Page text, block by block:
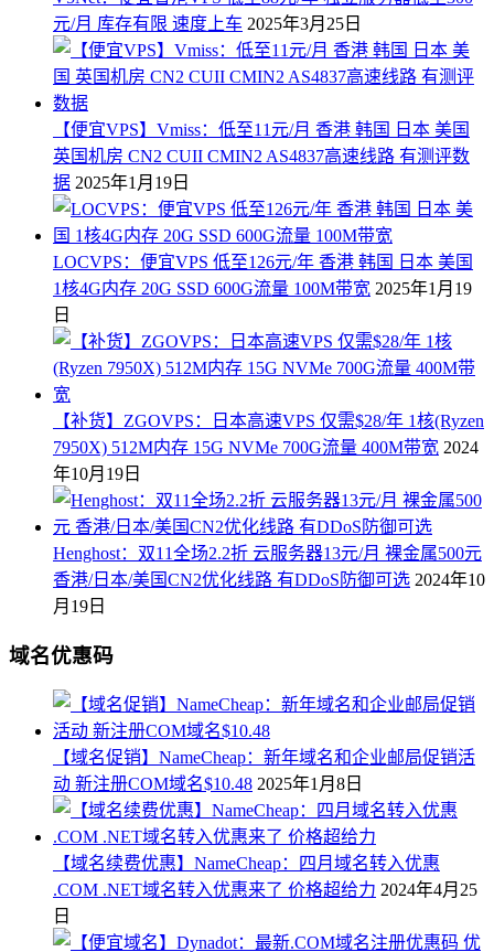
元/月 库存有限 速度上车 2025年3月25日
【便宜VPS】Vmiss：低至11元/月 香港 韩国 日本 美国
英国机房 CN2 CUII CMIN2 AS4837高速线路 有测评数
据 2025年1月19日
LOCVPS：便宜VPS 低至126元/年 香港 韩国 日本 美国
1核4G内存 20G SSD 600G流量 100M带宽 2025年1月19
日
【补货】ZGOVPS：日本高速VPS 仅需$28/年 1核(Ryzen
7950X) 512M内存 15G NVMe 700G流量 400M带宽 2024
年10月19日
Henghost：双11全场2.2折 云服务器13元/月 裸金属500元
香港/日本/美国CN2优化线路 有DDoS防御可选 2024年10
月19日
域名优惠码
【域名促销】NameCheap：新年域名和企业邮局促销活
动 新注册COM域名$10.48 2025年1月8日
【域名续费优惠】NameCheap：四月域名转入优惠
.COM .NET域名转入优惠来了 价格超给力 2024年4月25
日